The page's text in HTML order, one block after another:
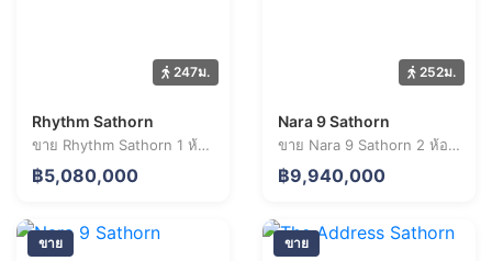
247ม.
Rhythm Sathorn
ขาย Rhythm Sathorn 1 ห้องนอน 32.4 ตร.ม. ราคา 5.08 ล้านบาท
฿5,080,000
252ม.
Nara 9 Sathorn
ขาย Nara 9 Sathorn 2 ห้องนอน 51.4 ตร.ม. ราคา 9.94 ล้านบาท
฿9,940,000
ขาย ขาย